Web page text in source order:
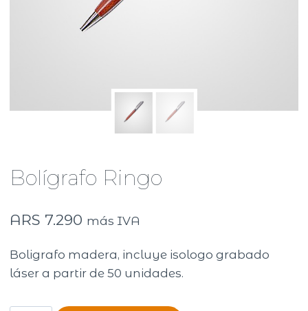
Bolígrafo Ringo
ARS 7.290 más IVA
Boligrafo madera, incluye isologo grabado
láser a partir de 50 unidades.